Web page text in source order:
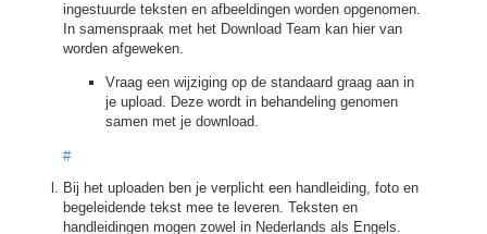
ingestuurde teksten en afbeeldingen worden opgenomen.
In samenspraak met het Download Team kan hier van
worden afgeweken.
Vraag een wijziging op de standaard graag aan in
je upload. Deze wordt in behandeling genomen
samen met je download.
#
Bij het uploaden ben je verplicht een handleiding, foto en
begeleidende tekst mee te leveren. Teksten en
handleidingen mogen zowel in Nederlands als Engels.